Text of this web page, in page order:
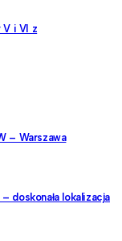
V i VI z
– Warszawa
doskonała lokalizacja